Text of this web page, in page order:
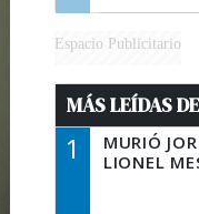
Espacio Publicitario
MÁS LEÍDAS
1
MURIÓ
LIONEL